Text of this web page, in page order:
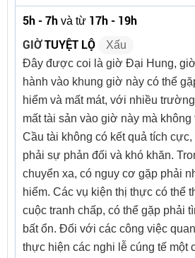
5h - 7h và từ 17h - 19h
GIỜTUYỆT LỘ
Xấu
Đây được coi là giờ Đại Hung,
hành vào khung giờ này có thể
hiểm và mất mát, với nhiều
mất tài sản vào giờ này mà
Cầu tài không có kết quả tích
phải sự phản đối và khó khăn.
chuyển xa, có nguy cơ gặp phải
hiểm. Các vụ kiện thị thực có thể
cuộc tranh chấp, có thể gặp phải
bất ổn. Đối với các công việc
thực hiện các nghi lễ cúng tế một